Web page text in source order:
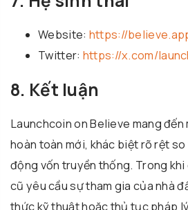
Website: https://
Twitter: https://x.com/
8. Kết luận
Launchcoin on Believe mang đến
hoàn toàn mới, khác biệt rõ rệt
động vốn truyền thống. Trong khi
cũ yêu cầu sự tham gia của nhà
thức kỹ thuật hoặc thủ tục pháp